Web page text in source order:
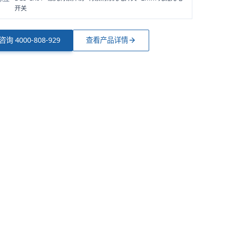
开关
询4000-808-929 查看产品详情